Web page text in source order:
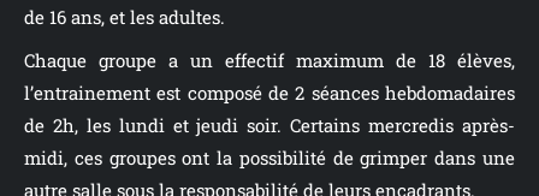
de 16 ans, et les adultes.
Chaque groupe a un effectif maximum de 18 élèves,
l’entrainement est composé de 2 séances hebdomadaires
de 2h, les lundi et jeudi soir. Certains mercredis après-
midi, ces groupes ont la possibilité de grimper dans une
autre salle sous la responsabilité de leurs encadrants.